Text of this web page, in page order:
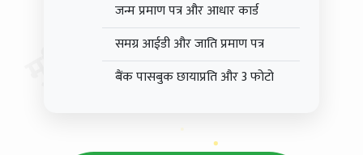
जन्म प्रमाण पत्र और आधार कार्ड
समग्र आईडी और जाति प्रमाण पत्र
बैंक पासबुक छायाप्रति और 3 फोटो